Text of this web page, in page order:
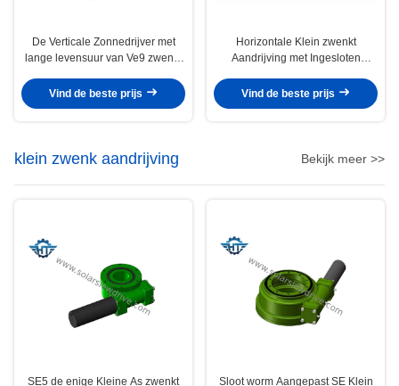
De Verticale Zonnedrijver met
lange levensuur van Ve9 zwenkt
Elektrische Motor van 24vdc
Vind de beste prijs
Horizontale Klein zwenkt
Aandrijving met Ingesloten
de Techniekbouw
Vind de beste prijs
klein zwenk aandrijving Bekijk meer >>
SE5 de enige Kleine As zwenkt Sloot worm Aangepast SE Klein